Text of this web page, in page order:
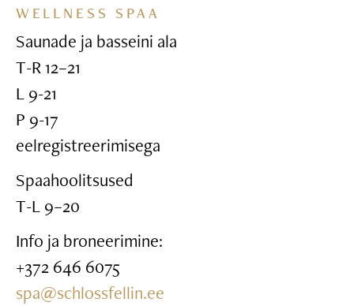
WELLNESS SPAA
Saunade ja basseini ala
T-R 12–21
L 9-21
P 9-17
eelregistreerimisega
Spaahoolitsused
T-L 9–20
Info ja broneerimine:
+372 646 6075
spa@schlossfellin.ee